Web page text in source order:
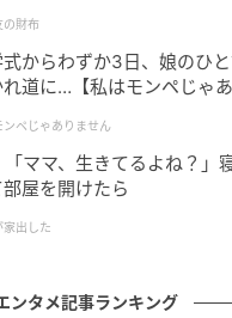
な2人の心をゆっくりほ
えて、寂しいときは寂
まっすぐ笑う。ルカの
からこそ、“偽家族”の
こに暮らしている人々
。
は、家事や育児を個人
、女性なら、ちゃんと
の財布
式からわずか3日、娘のひ
道に…【私はモンペじゃ
ンペじゃありません
ママ、生きてるよね？」
部屋を開けたら
家出した
ンタメ記事ランキング